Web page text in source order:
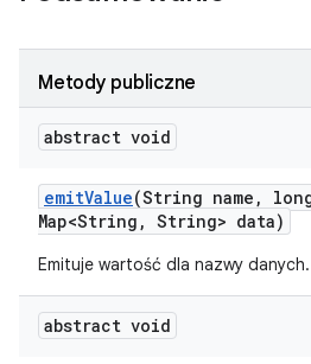
Metody publiczne
abstract void
emitValue(String name ,
Map<String , String> data)
Emituje wartość dla nazwy danych.
abstract void